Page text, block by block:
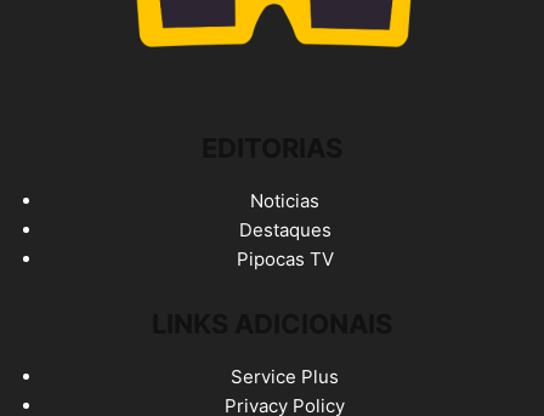
Noticias
Destaques
Pipocas TV
Service Plus
Privacy Policy